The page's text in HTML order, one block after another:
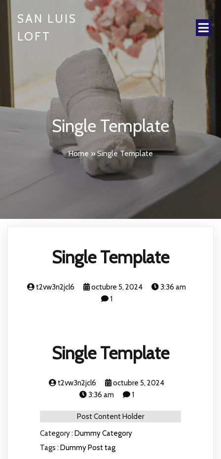
SAN LUIS
LOFT
Single Template
Home »Single Template
Single Template
t2vw3n2jcl6 octubre 5, 2024
3:36 am
1
Single Template
t2vw3n2jcl6
octubre 5, 2024
3:36 am
1
Post Content Holder
Category : Dummy Category
Tags : Dummy Post tag